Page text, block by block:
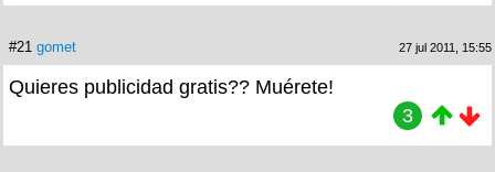
#21 gomet 27 jul 2011, 15:55
Quieres publicidad gratis?? Muérete!
3